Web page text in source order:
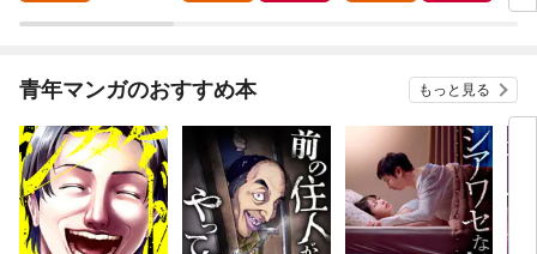
青年マンガのおすすめ本 もっと見る